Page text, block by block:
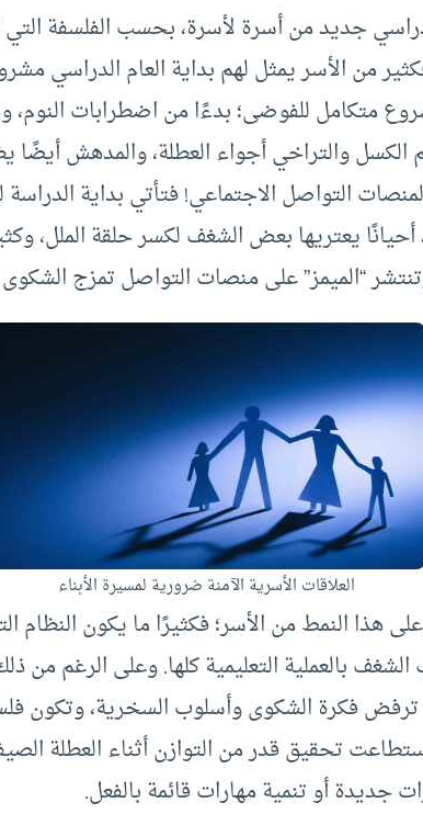
جديد من أسرة لأسرة، بحسب الفلسفة التي
فكثير من الأسر يمثل لهم بداية العام الدراسي
متكامل للفوضى؛ بدءًا من اضطرابات النوم،
والتراخي أجواء العطلة، والمدهش أيضًا
التواصل الاجتماعي! فتأتي بداية الدراسة
يعتريها بعض الشغف لكسر حلقة الملل،
“الميمز” على منصات التواصل تمزج
العلاقات الأسرية الآمنة ضرورية لمسيرة الأبناء
هذا النمط من الأسر؛ فكثيرًا ما يكون النظام
بالعملية التعليمية كلها. وعلى الرغم من
ترفض فكرة الشكوى وأسلوب السخرية، وتكون
تحقيق قدر من التوازن أثناء العطلة
جديدة أو تنمية مهارات قائمة بالفعل.